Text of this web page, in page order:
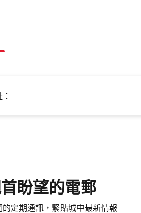
盼望的電郵
的定期通訊，緊貼城中最新情報